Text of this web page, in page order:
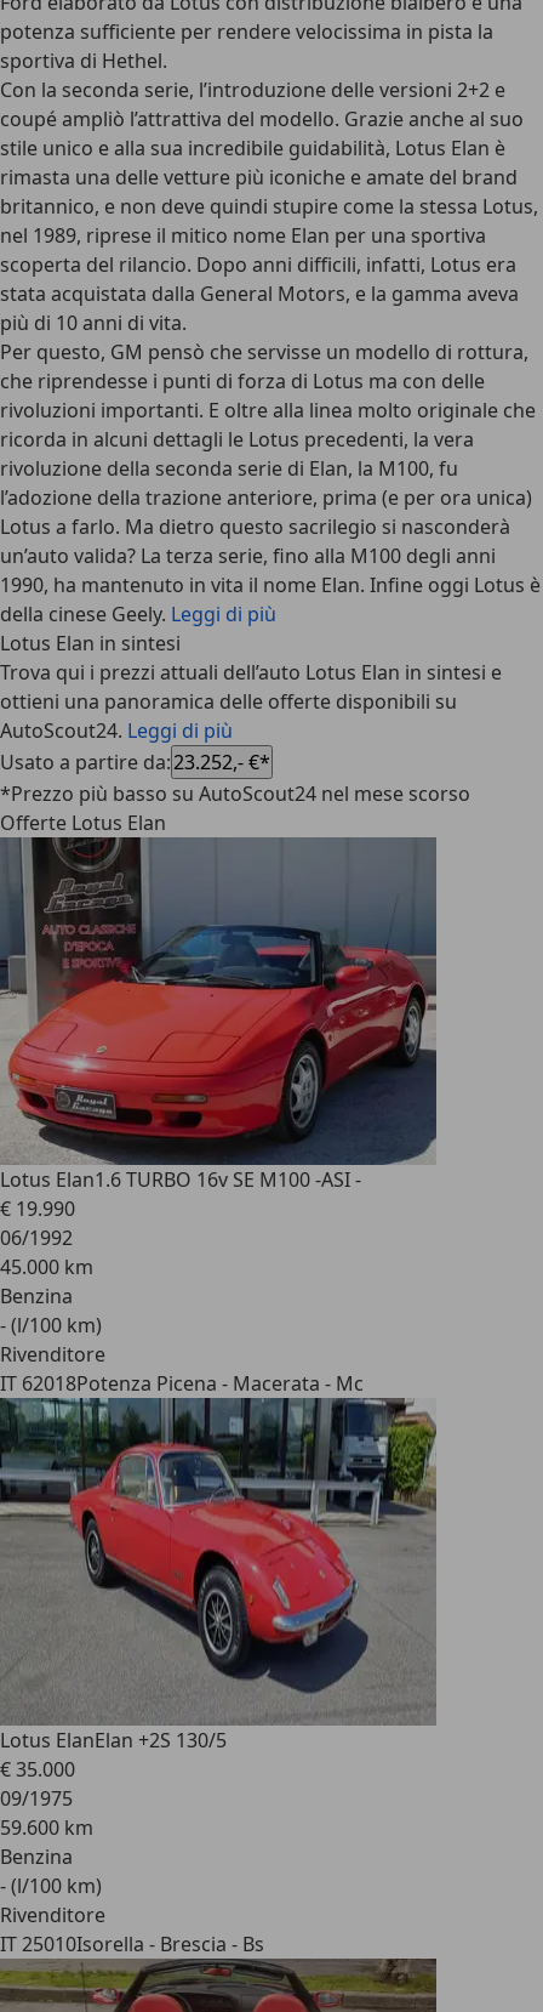
potenza sufficiente per rendere velocissima in pista la
sportiva di Hethel.
Con la seconda serie, l’introduzione delle versioni 2+2 e
coupé ampliò l’attrattiva del modello. Grazie anche al suo
stile unico e alla sua incredibile guidabilità, Lotus Elan è
rimasta una delle vetture più iconiche e amate del brand
britannico, e non deve quindi stupire come la stessa Lotus,
nel 1989, riprese il mitico nome Elan per una sportiva
scoperta del rilancio. Dopo anni difficili, infatti, Lotus era
stata acquistata dalla General Motors, e la gamma aveva
più di 10 anni di vita.
Per questo, GM pensò che servisse un modello di rottura,
che riprendesse i punti di forza di Lotus ma con delle
rivoluzioni importanti. E oltre alla linea molto originale che
ricorda in alcuni dettagli le Lotus precedenti, la vera
rivoluzione della seconda serie di Elan, la M100, fu
l’adozione della trazione anteriore, prima (e per ora unica)
Lotus a farlo. Ma dietro questo sacrilegio si nasconderà
un’auto valida? La terza serie, fino alla M100 degli anni
1990, ha mantenuto in vita il nome Elan. Infine oggi Lotus è
della cinese Geely. Leggi di più
Lotus Elan in sintesi
Trova qui i prezzi attuali dell’auto Lotus Elan in sintesi e
ottieni una panoramica delle offerte disponibili su
AutoScout24. Leggi di più
Usato a partire da:23.252,- €*
*Prezzo più basso su AutoScout24 nel mese scorso
Offerte Lotus Elan
Lotus Elan1.6 TURBO 16v SE M100 -ASI -
€ 19.990
06/1992
45.000 km
Benzina
- (l/100 km)
Rivenditore
IT 62018Potenza Picena - Macerata - Mc
Lotus ElanElan +2S 130/5
€ 35.000
09/1975
59.600 km
Benzina
- (l/100 km)
Rivenditore
IT 25010Isorella - Brescia - Bs